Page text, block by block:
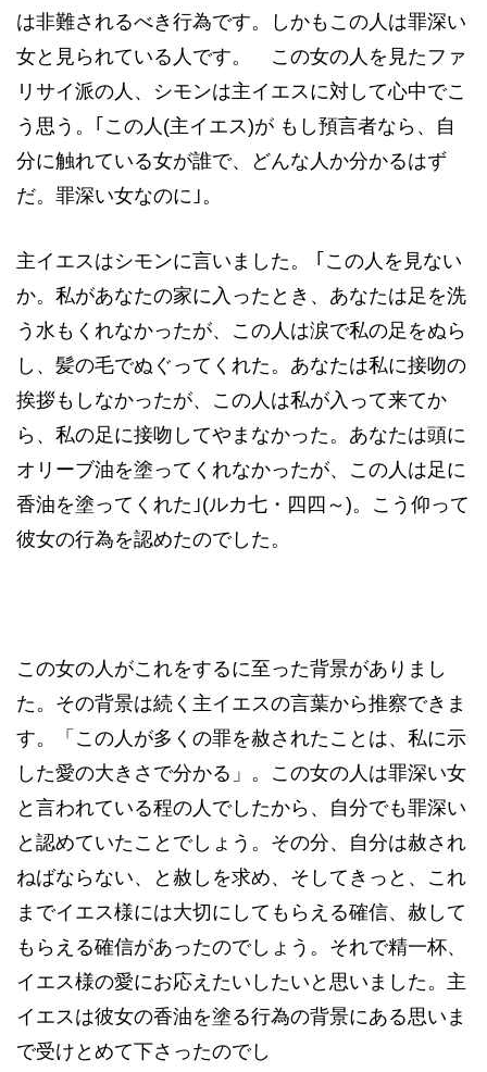
は非難されるべき行為です。しかもこの人は罪深い
女と見られている人です。 この女の人を見たファ
リサイ派の人、シモンは主イエスに対して心中でこ
う思う。｢この人(主イエス)が もし預言者なら、自
分に触れている女が誰で、どんな人か分かるはず
だ。罪深い女なのに｣。
主イエスはシモンに言いました。 ｢この人を見ない
か。私があなたの家に入ったとき、あなたは足を洗
う水もくれなかったが、この人は涙で私の足をぬら
し、髪の毛でぬぐってくれた。あなたは私に接吻の
挨拶もしなかったが、この人は私が入って来てか
ら、私の足に接吻してやまなかった。あなたは頭に
オリーブ油を塗ってくれなかったが、この人は足に
香油を塗ってくれた｣(ルカ七・四四～)。こう仰って
彼女の行為を認めたのでした。
この女の人がこれをするに至った背景がありまし
た。その背景は続く主イエスの言葉から推察できま
す。「この人が多くの罪を赦されたことは、私に示
した愛の大きさで分かる」。この女の人は罪深い女
と言われている程の人でしたから、自分でも罪深い
と認めていたことでしょう。その分、自分は赦され
ねばならない、と赦しを求め、そしてきっと、これ
までイエス様には大切にしてもらえる確信、赦して
もらえる確信があったのでしょう。それで精一杯、
イエス様の愛にお応えたいしたいと思いました。主
イエスは彼女の香油を塗る行為の背景にある思いま
で受けとめて下さったのでし